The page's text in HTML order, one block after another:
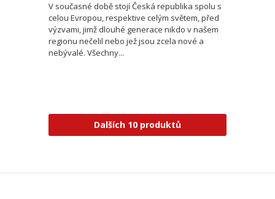
V současné době stojí Česká republika spolu s
celou Evropou, respektive celým světem, před
výzvami, jimž dlouhé generace nikdo v našem
regionu nečelil nebo jež jsou zcela nové a
nebývalé. Všechny...
Dalších 10 produktů